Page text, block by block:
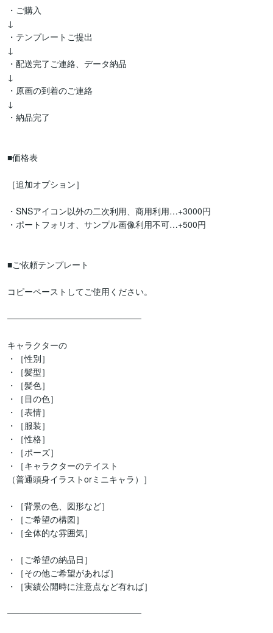
・ご購入
↓
・テンプレートご提出
↓
・配送完了ご連絡、データ納品
↓
・原画の到着のご連絡
↓
・納品完了
■価格表
［追加オプション］
・SNSアイコン以外の二次利用、商用利用…+3000円
・ポートフォリオ、サンプル画像利用不可…+500円
■ご依頼テンプレート
コピーペーストしてご使用ください。
──────────────────────
キャラクターの
・［性別］
・［髪型］
・［髪色］
・［目の色］
・［表情］
・［服装］
・［性格］
・［ポーズ］
・［キャラクターのテイスト
（普通頭身イラストorミニキャラ）］
・［背景の色、図形など］
・［ご希望の構図］
・［全体的な雰囲気］
・［ご希望の納品日］
・［その他ご希望があれば］
・［実績公開時に注意点など有れば］
──────────────────────